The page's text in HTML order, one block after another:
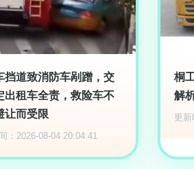
挡道致消防车剐蹭，交
出租车全责，救险车不
让而受限
：2026-08-04 20:04:41
桐
解
更